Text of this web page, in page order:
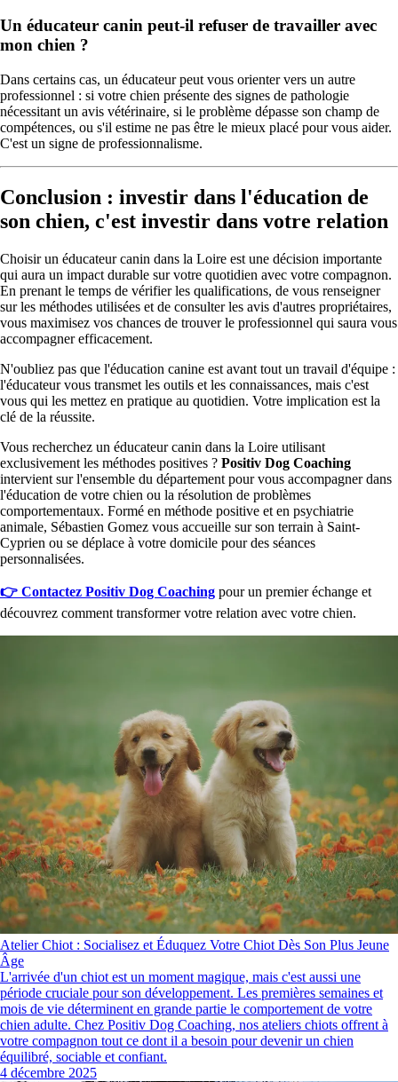
Un éducateur canin peut-il refuser de travailler avec
mon chien ?
Dans certains cas, un éducateur peut vous orienter vers un autre
professionnel : si votre chien présente des signes de pathologie
nécessitant un avis vétérinaire, si le problème dépasse son champ de
compétences, ou s'il estime ne pas être le mieux placé pour vous aider.
C'est un signe de professionnalisme.
Conclusion : investir dans l'éducation de
son chien, c'est investir dans votre relation
Choisir un éducateur canin dans la Loire est une décision importante
qui aura un impact durable sur votre quotidien avec votre compagnon.
En prenant le temps de vérifier les qualifications, de vous renseigner
sur les méthodes utilisées et de consulter les avis d'autres propriétaires,
vous maximisez vos chances de trouver le professionnel qui saura vous
accompagner efficacement.
N'oubliez pas que l'éducation canine est avant tout un travail d'équipe :
l'éducateur vous transmet les outils et les connaissances, mais c'est
vous qui les mettez en pratique au quotidien. Votre implication est la
clé de la réussite.
Vous recherchez un éducateur canin dans la Loire utilisant
exclusivement les méthodes positives ? Positiv Dog Coaching
intervient sur l'ensemble du département pour vous accompagner dans
l'éducation de votre chien ou la résolution de problèmes
comportementaux. Formé en méthode positive et en psychiatrie
animale, Sébastien Gomez vous accueille sur son terrain à Saint-
Cyprien ou se déplace à votre domicile pour des séances
personnalisées.
👉 Contactez Positiv Dog Coaching pour un premier échange et
découvrez comment transformer votre relation avec votre chien.
Atelier Chiot : Socialisez et Éduquez Votre Chiot Dès Son Plus Jeune
Âge
L'arrivée d'un chiot est un moment magique, mais c'est aussi une
période cruciale pour son développement. Les premières semaines et
mois de vie déterminent en grande partie le comportement de votre
chien adulte. Chez Positiv Dog Coaching, nos ateliers chiots offrent à
votre compagnon tout ce dont il a besoin pour devenir un chien
équilibré, sociable et confiant.
4 décembre 2025